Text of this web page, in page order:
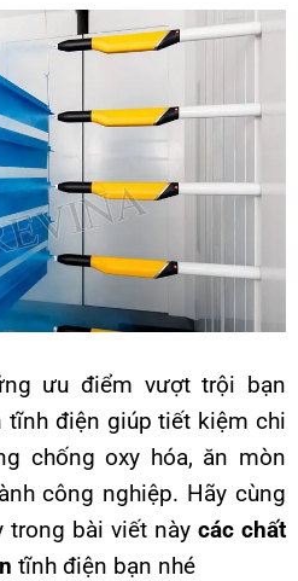
ưu điểm vượt trội bạn
tĩnh điện giúp tiết kiệm chi
chống oxy hóa, ăn mòn
công nghiệp. Hãy cùng
trong bài viết này các chất
tĩnh điện bạn nhé